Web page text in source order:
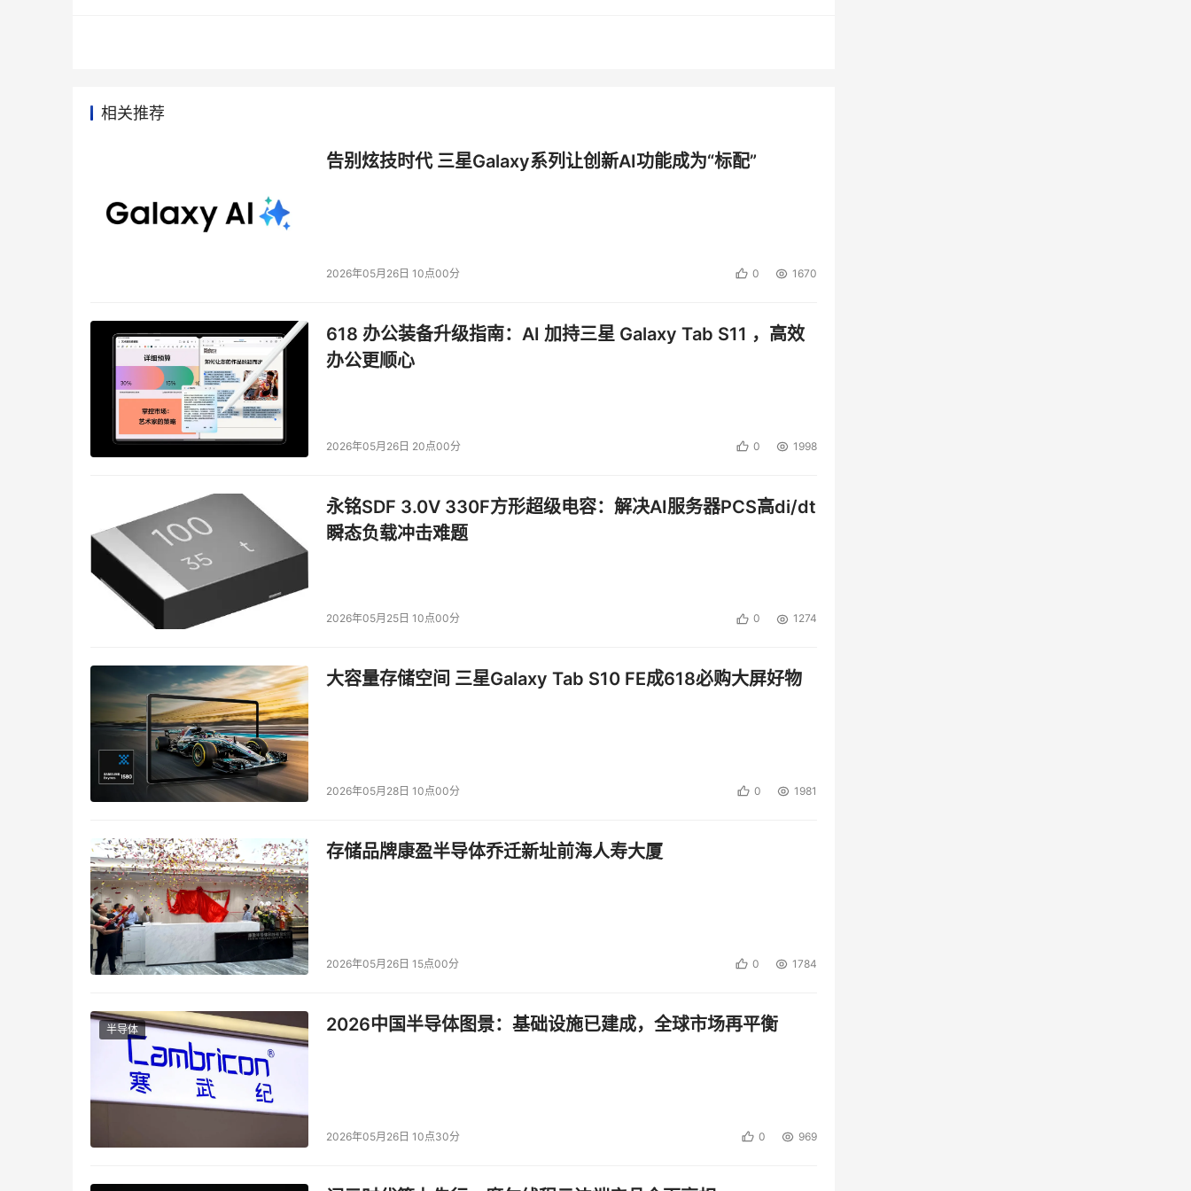
提供可由管理员自定义的不良信息数据库；
管理员可以对垃圾箱中的帖子进行进一步审查，确定完全删除或恢复发布；
对于界定模糊的不良信息进行醒目标记，便于管理员分析并确定是否发布；
具有审计功能，对发布不良信息的用户能够记录，并根据恶略程度进行处罚；
方式查询用户感兴趣的话题。
当系统规模扩大时，可将文件系统、前端网络结构、后端数据库系统等分别进行扩展，真正实现支持分布式功能的大
型论坛。
提供网上寻呼功能。
在满足上述功能的同时，内容安全系统达到了如下的性能指标：
并发人数：过滤模块加载后，并发人数不会减少；
过滤精确率：不良信息库中已定义的关键字100%过滤；
发言延迟时间：用户无延迟感觉；
不良信息库：在保证效率的前提下，不良信息库关键字数上限>=100。
四、 用户评价
目前东方网内容安全项目已经顺利通过了验收，系统运行正常。上海交大联合中网公司就此项目准备共同申请国家级
本文来源于DOIT传媒，文章内容仅供参考，不构成投资建议。
相关推荐
告别炫技时代 三星Galaxy系列让创新AI功能成为“标配”
2026年05月26日 10点00分 0 1670
618 办公装备升级指南：AI 加持三星 Galaxy Tab S11 ，高效
办公更顺心
2026年05月26日 20点00分 0 1998
永铭SDF 3.0V 330F方形超级电容：解决AI服务器PCS高di/dt
瞬态负载冲击难题
2026年05月25日 10点00分 0 1274
大容量存储空间 三星Galaxy Tab S10 FE成618必购大屏好物
2026年05月28日 10点00分 0 1981
存储品牌康盈半导体乔迁新址前海人寿大厦
2026年05月26日 15点00分 0 1784
半导体 2026中国半导体图景：基础设施已建成，全球市场再平衡
2026年05月26日 10点30分 0 969